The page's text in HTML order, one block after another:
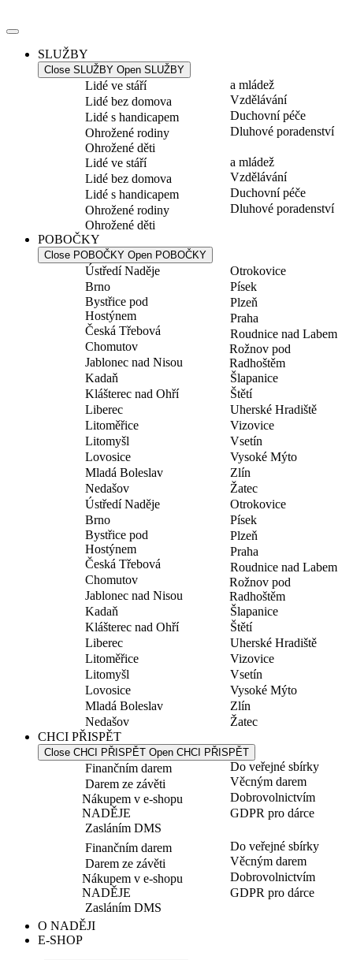
k
SLUŽBY
Close SLUŽBY Open SLUŽBY
Lidé ve stáří
Lidé bez domova
Lidé s handicapem
Ohrožené rodiny
Ohrožené děti
a mládež
Vzdělávání
Duchovní péče
Dluhové poradenství
Lidé ve stáří
Lidé bez domova
Lidé s handicapem
Ohrožené rodiny
Ohrožené děti
a mládež
Vzdělávání
Duchovní péče
Dluhové poradenství
POBOČKY
Close POBOČKY Open POBOČKY
Ústředí Naděje
Brno
Bystřice pod
Hostýnem
Česká Třebová
Chomutov
Jablonec nad Nisou
Kadaň
Klášterec nad Ohří
Liberec
Litoměřice
Litomyšl
Lovosice
Mladá Boleslav
Nedašov
Otrokovice
Písek
Plzeň
Praha
Roudnice nad Labem
Rožnov pod
Radhoštěm
Šlapanice
Štětí
Uherské Hradiště
Vizovice
Vsetín
Vysoké Mýto
Zlín
Žatec
Ústředí Naděje
Brno
Bystřice pod
Hostýnem
Česká Třebová
Chomutov
Jablonec nad Nisou
Kadaň
Klášterec nad Ohří
Liberec
Litoměřice
Litomyšl
Lovosice
Mladá Boleslav
Nedašov
Otrokovice
Písek
Plzeň
Praha
Roudnice nad Labem
Rožnov pod
Radhoštěm
Šlapanice
Štětí
Uherské Hradiště
Vizovice
Vsetín
Vysoké Mýto
Zlín
Žatec
CHCI PŘISPĚT
Close CHCI PŘISPĚT Open CHCI PŘISPĚT
Finančním darem
Darem ze závěti
Nákupem v e-shopu
NADĚJE
Zasláním DMS
Do veřejné sbírky
Věcným darem
Dobrovolnictvím
GDPR pro dárce
Finančním darem
Darem ze závěti
Nákupem v e-shopu
NADĚJE
Zasláním DMS
Do veřejné sbírky
Věcným darem
Dobrovolnictvím
GDPR pro dárce
O NADĚJI
E-SHOP